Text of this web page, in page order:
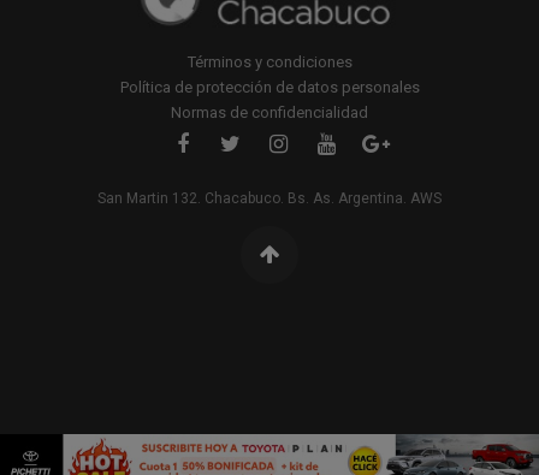
Términos y condiciones
Política de protección de datos personales
Normas de confidencialidad
San Martin 132. Chacabuco. Bs. As. Argentina. AWS